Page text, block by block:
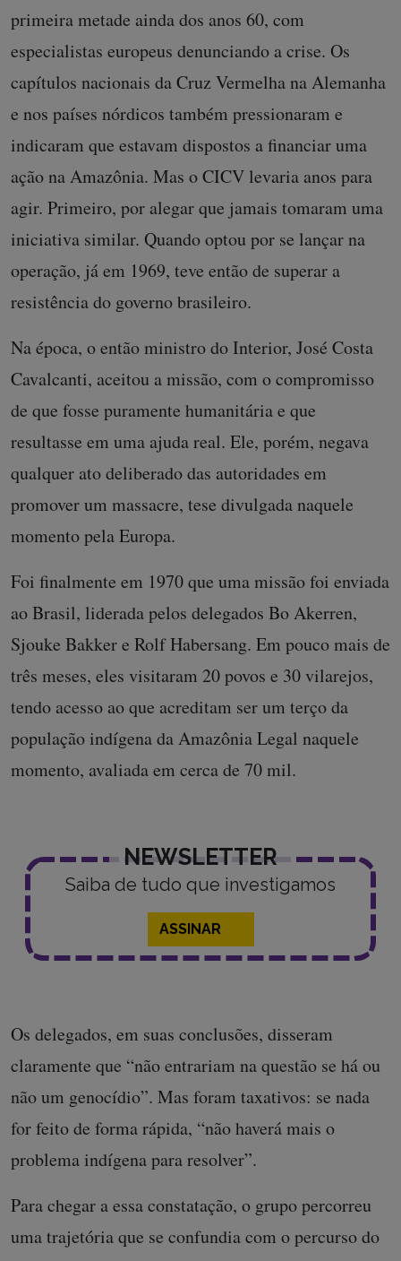
primeira metade ainda dos anos 60, com
especialistas europeus denunciando a crise. Os
capítulos nacionais da Cruz Vermelha na Alemanha
e nos países nórdicos também pressionaram e
indicaram que estavam dispostos a financiar uma
ação na Amazônia. Mas o CICV levaria anos para
agir. Primeiro, por alegar que jamais tomaram uma
iniciativa similar. Quando optou por se lançar na
operação, já em 1969, teve então de superar a
resistência do governo brasileiro.
Na época, o então ministro do Interior, José Costa
Cavalcanti, aceitou a missão, com o compromisso
de que fosse puramente humanitária e que
resultasse em uma ajuda real. Ele, porém, negava
qualquer ato deliberado das autoridades em
promover um massacre, tese divulgada naquele
momento pela Europa.
Foi finalmente em 1970 que uma missão foi enviada
ao Brasil, liderada pelos delegados Bo Akerren,
Sjouke Bakker e Rolf Habersang. Em pouco mais de
três meses, eles visitaram 20 povos e 30 vilarejos,
tendo acesso ao que acreditam ser um terço da
população indígena da Amazônia Legal naquele
momento, avaliada em cerca de 70 mil.
NEWSLETTER
Saiba de tudo que investigamos
ASSINAR
Os delegados, em suas conclusões, disseram
claramente que “não entrariam na questão se há ou
não um genocídio”. Mas foram taxativos: se nada
for feito de forma rápida, “não haverá mais o
problema indígena para resolver”.
Para chegar a essa constatação, o grupo percorreu
uma trajetória que se confundia com o percurso do